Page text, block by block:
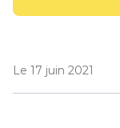
Le 17 juin 2021